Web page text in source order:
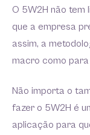
O 5W2H não tem
que a empresa
assim, a
macro como
Não importa o
fazer o 5W2H é
aplicação para